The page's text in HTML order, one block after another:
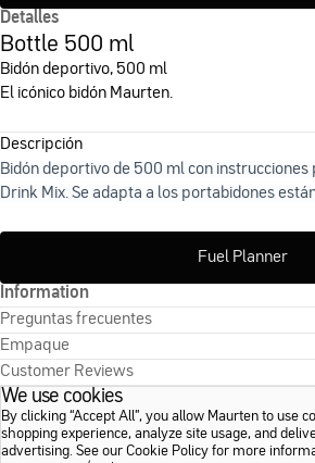
Detalles
Bottle 500 ml
Bidón deportivo, 500 ml
El icónico bidón Maurten.
Descripción
Bidón deportivo de 500 ml con
Drink Mix. Se adapta a los portabidones
Fuel Planner
Information
Preguntas frecuentes
Empaque
Customer Reviews
We use cookies
By clicking “Accept All”, you allow Maurten to use
shopping experience, analyze site usage, and
advertising. See our Cookie Policy for more